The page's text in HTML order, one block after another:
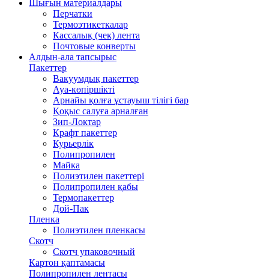
Шығын материалдары
Перчатки
Термоэтикеткалар
Кассалық (чек) лента
Почтовые конверты
Алдын-ала тапсырыс
Пакеттер
Вакуумдық пакеттер
Ауа-көпіршікті
Арнайы қолға ұстауыш тілігі бар
Қоқыс салуға арналған
Зип-Локтар
Крафт пакеттер
Курьерлік
Полипропилен
Майка
Полиэтилен пакеттері
Полипропилен қабы
Термопакеттер
Дой-Пак
Пленка
Полиэтилен пленкасы
Скотч
Скотч упаковочный
Картон қаптамасы
Полипропилен лентасы